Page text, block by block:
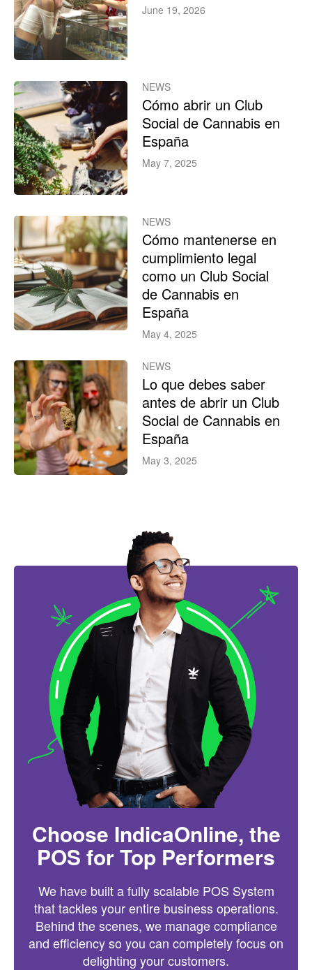
June 19, 2026
NEWS
Cómo abrir un Club
Social de Cannabis en
España
May 7, 2025
NEWS
Cómo mantenerse en
cumplimiento legal
como un Club Social
de Cannabis en
España
May 4, 2025
NEWS
Lo que debes saber
antes de abrir un Club
Social de Cannabis en
España
May 3, 2025
Choose IndicaOnline, the
POS for Top Performers
We have built a fully scalable POS System
that tackles your entire business operations.
Behind the scenes, we manage compliance
and efficiency so you can completely focus on
delighting your customers.